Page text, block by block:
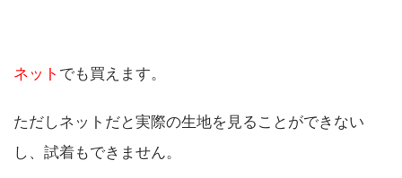
ネット でも買えます。
ただしネットだと実際の生地を見ることができない
し、試着もできません。